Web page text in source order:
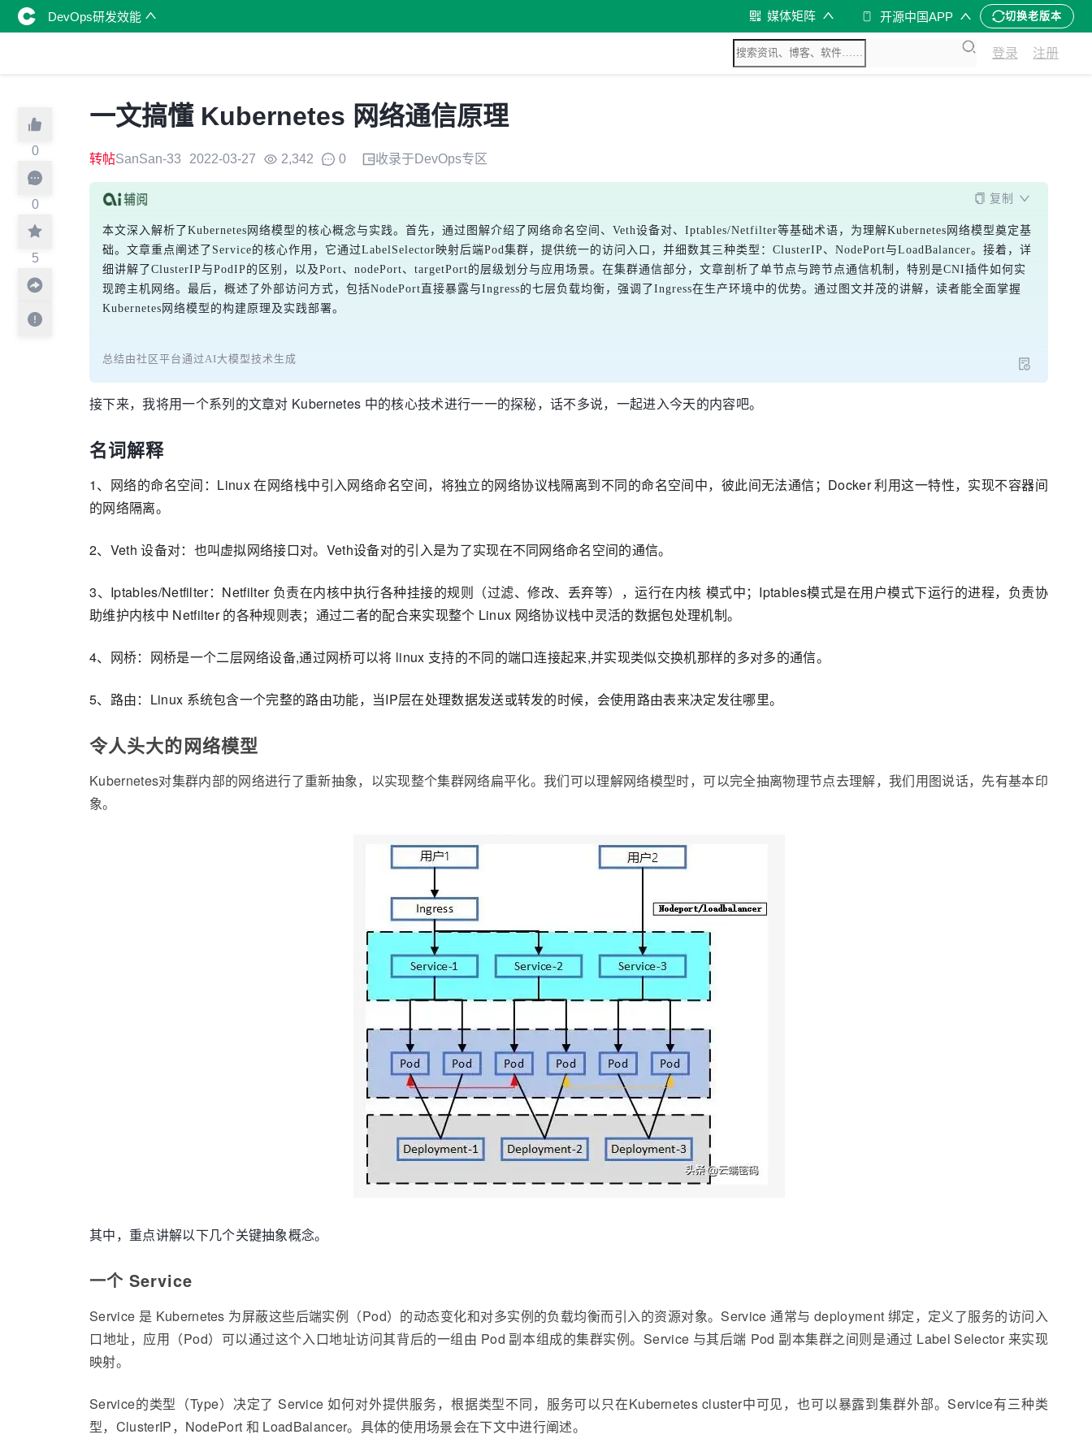
DevOps研发效能 媒体矩阵 开源中国APP 切换老版本
登录 注册
0
0
5
一文搞懂 Kubernetes 网络通信原理
转帖SanSan-33 2022-03-27 2,342 0 收录于 DevOps专区
复制
本文深入解析了Kubernetes网络模型的核心概念与实践。首先，通过图解介绍了网络命名空间、Veth设备对、Iptables/Netfilter等基础术语，为理解Kubernetes网络模型奠定基
础。文章重点阐述了Service的核心作用，它通过LabelSelector映射后端Pod集群，提供统一的访问入口，并细数其三种类型：ClusterIP、NodePort与LoadBalancer。接着，详
细讲解了ClusterIP与PodIP的区别，以及Port、nodePort、targetPort的层级划分与应用场景。在集群通信部分，文章剖析了单节点与跨节点通信机制，特别是CNI插件如何实
现跨主机网络。最后，概述了外部访问方式，包括NodePort直接暴露与Ingress的七层负载均衡，强调了Ingress在生产环境中的优势。通过图文并茂的讲解，读者能全面掌握
Kubernetes网络模型的构建原理及实践部署。
总结由社区平台通过AI大模型技术生成
接下来，我将用一个系列的文章对 Kubernetes 中的核心技术进行一一的探秘，话不多说，一起进入今天的内容吧。
名词解释
1、网络的命名空间：Linux 在网络栈中引入网络命名空间，将独立的网络协议栈隔离到不同的命名空间中，彼此间无法通信；Docker 利用这一特性，实现不容器间
的网络隔离。
2、Veth 设备对：也叫虚拟网络接口对。Veth设备对的引入是为了实现在不同网络命名空间的通信。
3、Iptables/Netfilter：Netfilter 负责在内核中执行各种挂接的规则（过滤、修改、丢弃等），运行在内核 模式中；Iptables模式是在用户模式下运行的进程，负责协
助维护内核中 Netfilter 的各种规则表；通过二者的配合来实现整个 Linux 网络协议栈中灵活的数据包处理机制。
4、网桥：网桥是一个二层网络设备,通过网桥可以将 linux 支持的不同的端口连接起来,并实现类似交换机那样的多对多的通信。
5、路由：Linux 系统包含一个完整的路由功能，当IP层在处理数据发送或转发的时候，会使用路由表来决定发往哪里。
令人头大的网络模型
Kubernetes对集群内部的网络进行了重新抽象，以实现整个集群网络扁平化。我们可以理解网络模型时，可以完全抽离物理节点去理解，我们用图说话，先有基本印
象。
其中，重点讲解以下几个关键抽象概念。
一个 Service
Service 是 Kubernetes 为屏蔽这些后端实例（Pod）的动态变化和对多实例的负载均衡而引入的资源对象。Service 通常与 deployment 绑定，定义了服务的访问入
口地址，应用（Pod）可以通过这个入口地址访问其背后的一组由 Pod 副本组成的集群实例。Service 与其后端 Pod 副本集群之间则是通过 Label Selector 来实现
映射。
Service的类型（Type）决定了 Service 如何对外提供服务，根据类型不同，服务可以只在Kubernetes cluster中可见，也可以暴露到集群外部。Service有三种类
型，ClusterIP，NodePort 和 LoadBalancer。具体的使用场景会在下文中进行阐述。